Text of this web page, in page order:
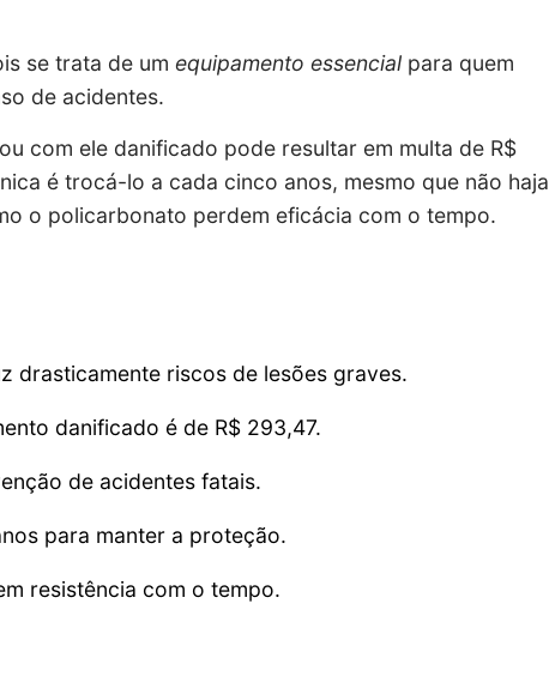
se trata de um equipamento essencialpara quem
de acidentes.
ou com ele danificado pode resultar em multa de R$
é trocá-lo a cada cinco anos, mesmo que não haja
o policarbonato perdem eficácia com o tempo.
drasticamente riscos de lesões graves.
danificado é de R$ 293,47.
de acidentes fatais.
para manter a proteção.
resistência com o tempo.